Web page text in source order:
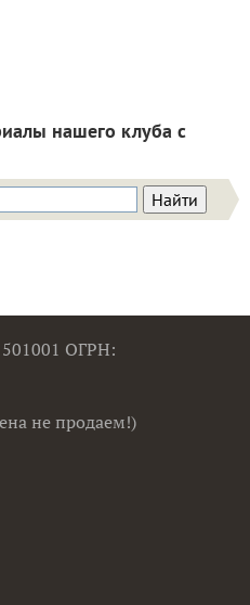
нашего клуба с
ОГРН:
не продаем!)